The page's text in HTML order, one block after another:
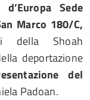
d’Europa Sede
Marco 180/C,
della Shoah
deportazione
del
Padoan.